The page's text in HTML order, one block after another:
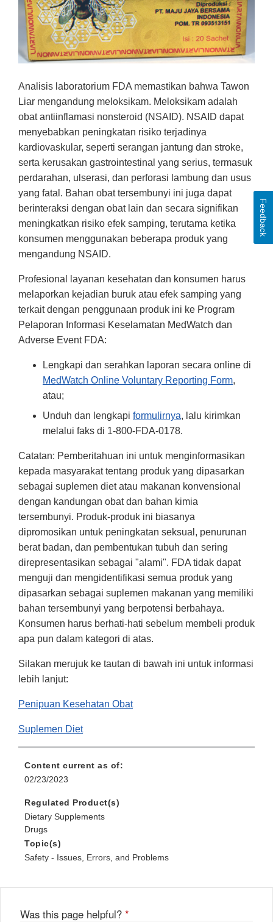
Analisis laboratorium FDA memastikan bahwa Tawon
Liar mengandung meloksikam. Meloksikam adalah
obat antiinflamasi nonsteroid (NSAID). NSAID dapat
menyebabkan peningkatan risiko terjadinya
kardiovaskular, seperti serangan jantung dan stroke,
serta kerusakan gastrointestinal yang serius, termasuk
perdarahan, ulserasi, dan perforasi lambung dan usus
yang fatal. Bahan obat tersembunyi ini juga dapat
berinteraksi dengan obat lain dan secara signifikan
meningkatkan risiko efek samping, terutama ketika
konsumen menggunakan beberapa produk yang
mengandung NSAID.
Profesional layanan kesehatan dan konsumen harus
melaporkan kejadian buruk atau efek samping yang
terkait dengan penggunaan produk ini ke Program
Pelaporan Informasi Keselamatan MedWatch dan
Adverse Event FDA:
Lengkapi dan serahkan laporan secara online di
MedWatch Online Voluntary Reporting Form,
atau;
Unduh dan lengkapi formulirnya, lalu kirimkan
melalui faks di 1-800-FDA-0178.
Catatan: Pemberitahuan ini untuk menginformasikan
kepada masyarakat tentang produk yang dipasarkan
sebagai suplemen diet atau makanan konvensional
dengan kandungan obat dan bahan kimia
tersembunyi. Produk-produk ini biasanya
dipromosikan untuk peningkatan seksual, penurunan
berat badan, dan pembentukan tubuh dan sering
direpresentasikan sebagai "alami". FDA tidak dapat
menguji dan mengidentifikasi semua produk yang
dipasarkan sebagai suplemen makanan yang memiliki
bahan tersembunyi yang berpotensi berbahaya.
Konsumen harus berhati-hati sebelum membeli produk
apa pun dalam kategori di atas.
Silakan merujuk ke tautan di bawah ini untuk informasi
lebih lanjut:
Penipuan Kesehatan Obat
Suplemen Diet
Content current as of:
02/23/2023
Regulated Product(s)
Dietary Supplements
Drugs
Topic(s)
Safety - Issues, Errors, and Problems
Was this page helpful? *
Feedback